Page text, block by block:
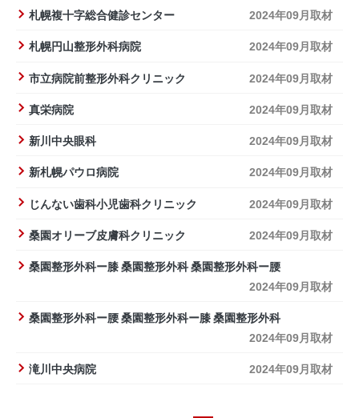
札幌複十字総合健診センター
2024年09月取材
札幌円山整形外科病院
2024年09月取材
市立病院前整形外科クリニック
2024年09月取材
真栄病院
2024年09月取材
新川中央眼科
2024年09月取材
新札幌パウロ病院
2024年09月取材
じんない歯科小児歯科クリニック
2024年09月取材
桑園オリーブ皮膚科クリニック
2024年09月取材
桑園整形外科ー膝 桑園整形外科 桑園整形外科ー腰
2024年09月取材
桑園整形外科ー腰 桑園整形外科ー膝 桑園整形外科
2024年09月取材
滝川中央病院
2024年09月取材